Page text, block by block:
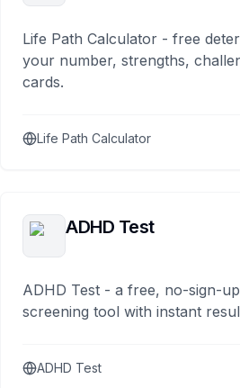
Life Path Calculator - free
your number, strengths,
cards.
Life Path Calculator
ADHD Test
ADHD Test - a free, no-sign-
screening tool with instant
ADHD Test